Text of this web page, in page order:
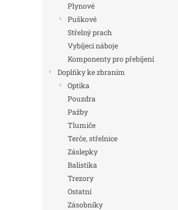
Plynové
Puškové
Střelný prach
Vybíjecí náboje
Komponenty pro přebíjení
Doplňky ke zbraním
Optika
Pouzdra
Pažby
Tlumiče
Terče, střelnice
Záslepky
Balistika
Trezory
Ostatní
Zásobníky